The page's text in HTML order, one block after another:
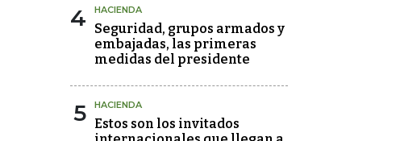
4 HACIENDA
Seguridad, grupos armados y
embajadas, las primeras
medidas del presidente
5 HACIENDA
Estos son los invitados